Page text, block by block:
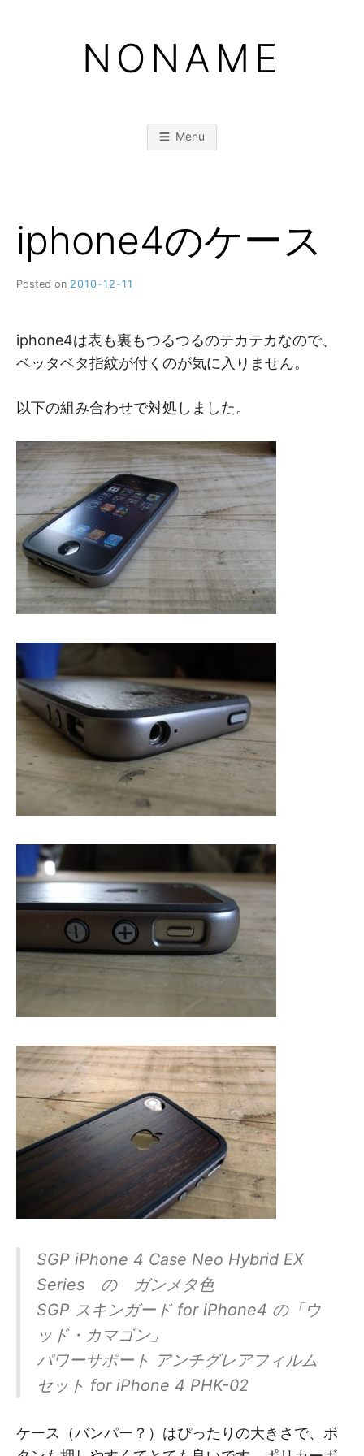
NONAME
Menu
iphone4のケース
Posted on 2010-12-11
M
iphone4は表も裏もつるつるのテカテカなので、
ベッタベタ指紋が付くのが気に入りません。
以下の組み合わせで対処しました。
SGP iPhone 4 Case Neo Hybrid EX
Series の ガンメタ色
SGP スキンガード for iPhone4 の「ウ
ッド・カマゴン」
パワーサポート アンチグレアフィルム
セット for iPhone 4 PHK-02
ケース（バンパー？）はぴったりの大きさで、ボ